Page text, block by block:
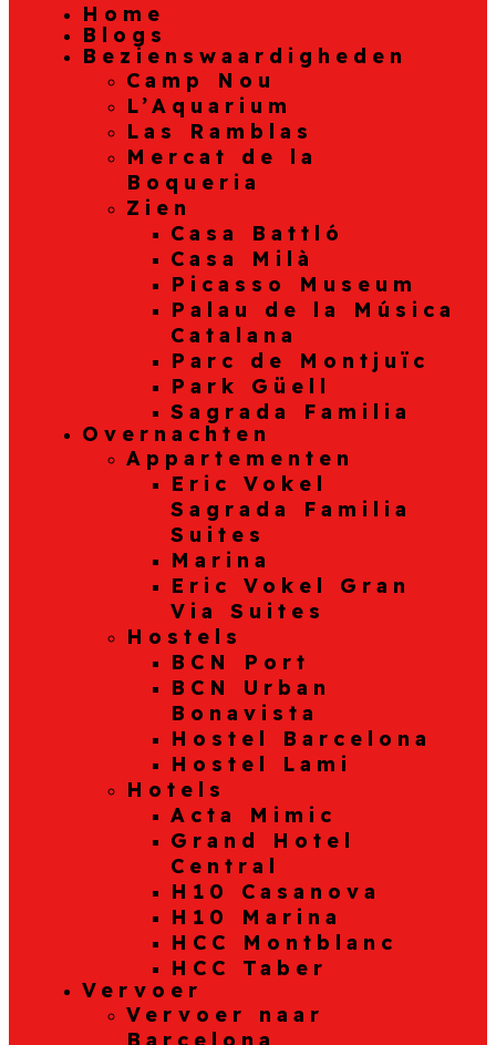
Home
Blogs
Bezienswaardigheden
Camp Nou
L’Aquarium
Las Ramblas
Mercat de la
Boqueria
Zien
Casa Battló
Casa Milà
Picasso Museum
Palau de la Música
Catalana
Parc de Montjuïc
Park Güell
Sagrada Familia
Overnachten
Appartementen
Eric Vokel
Sagrada Familia
Suites
Marina
Eric Vokel Gran
Via Suites
Hostels
BCN Port
BCN Urban
Bonavista
Hostel Barcelona
Hostel Lami
Hotels
Acta Mimic
Grand Hotel
Central
H10 Casanova
H10 Marina
HCC Montblanc
HCC Taber
Vervoer
Vervoer naar